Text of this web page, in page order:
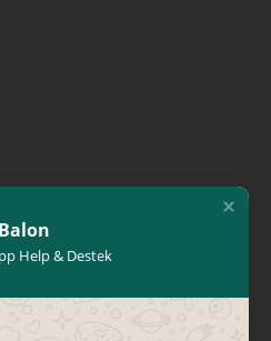
Help & Destek